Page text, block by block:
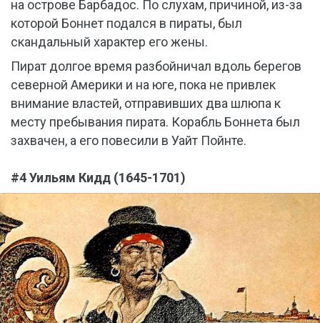
на острове Барбадос. По слухам, причиной, из-за
которой Боннет подался в пираты, был
скандальный характер его жены.
Пират долгое время разбойничал вдоль берегов
северной Америки и на юге, пока не привлек
внимание властей, отправивших два шлюпа к
месту пребывания пирата. Корабль Боннета был
захвачен, а его повесили в Уайт Пойнте.
#4 Уильям Кидд (1645-1701)